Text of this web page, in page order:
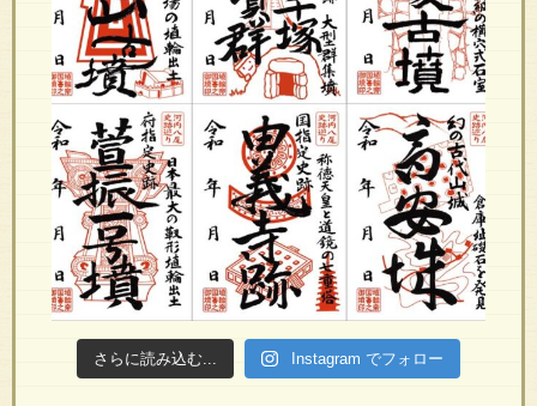
さらに読み込む... Instagram でフォロー